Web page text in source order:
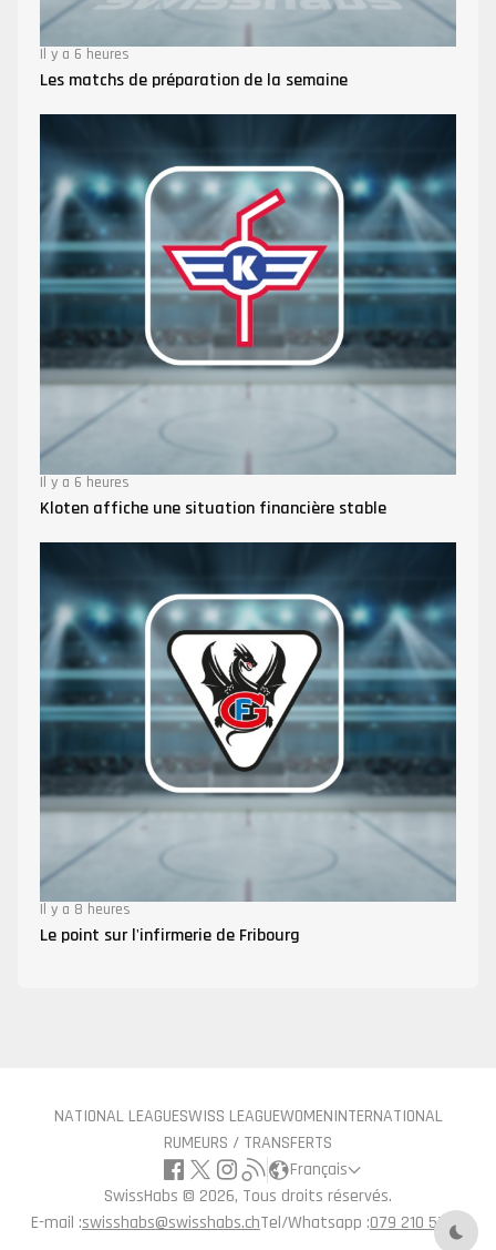
Il y a 6 heures
Les matchs de préparation de la semaine
Il y a 6 heures
Kloten affiche une situation financière stable
Il y a 8 heures
Le point sur l'infirmerie de Fribourg
NATIONAL LEAGUESWISS LEAGUEWOMENINTERNATIONAL
RUMEURS / TRANSFERTS
Français
SwissHabs © 2026, Tous droits réservés.
E-mail :swisshabs@swisshabs.chTel/Whatsapp :079 210 57 71